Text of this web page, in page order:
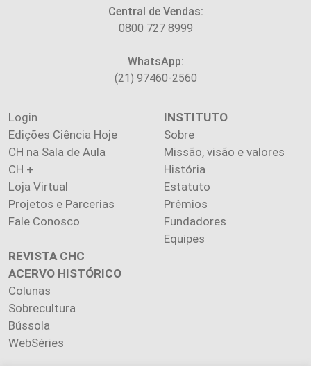
Central de Vendas:
0800 727 8999
WhatsApp:
(21) 97460-2560
Login
Edições Ciência Hoje
CH na Sala de Aula
CH +
Loja Virtual
Projetos e Parcerias
Fale Conosco
INSTITUTO
Sobre
Missão, visão e valores
História
Estatuto
Prêmios
Fundadores
Equipes
REVISTA CHC
ACERVO HISTÓRICO
Colunas
Sobrecultura
Bússola
WebSéries